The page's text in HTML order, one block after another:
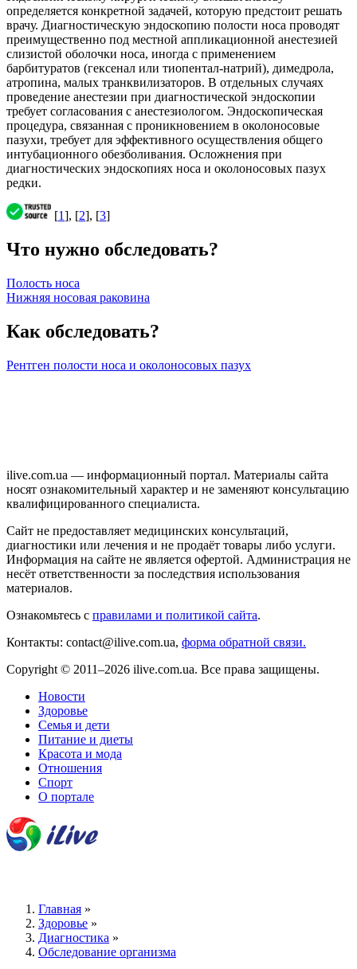
определяется конкретной задачей, которую предстоит решать
врачу. Диагностическую эндоскопию полости носа проводят
преимущественно под местной аппликационной анестезией
слизистой оболочки носа, иногда с применением
барбитуратов (гексенал или тиопентал-натрий), димедрола,
атропина, малых транквилизаторов. В отдельных случаях
проведение анестезии при диагностической эндоскопии
требует согласования с анестезиологом. Эндоскопическая
процедура, связанная с проникновением в околоносовые
пазухи, требует для эффективного осуществления общего
интубационного обезболивания. Осложнения при
диагностических эндоскопиях носа и околоносовых пазух
редки.
[1], [2], [3]
Что нужно обследовать?
Полость носа
Нижняя носовая раковина
Как обследовать?
Рентген полости носа и околоносовых пазух
ilive.com.ua — информационный портал. Материалы сайта
носят ознакомительный характер и не заменяют консультацию
квалифицированного специалиста.
Сайт не предоставляет медицинских консультаций,
диагностики или лечения и не продаёт товары либо услуги.
Информация на сайте не является офертой. Администрация не
несёт ответственности за последствия использования
материалов.
Ознакомьтесь с правилами и политикой сайта.
Контакты: contact@ilive.com.ua, форма обратной связи.
Copyright © 2011–2026 ilive.com.ua. Все права защищены.
Новости
Здоровье
Семья и дети
Питание и диеты
Красота и мода
Отношения
Спорт
О портале
Главная »
Здоровье »
Диагностика »
Обследование организма